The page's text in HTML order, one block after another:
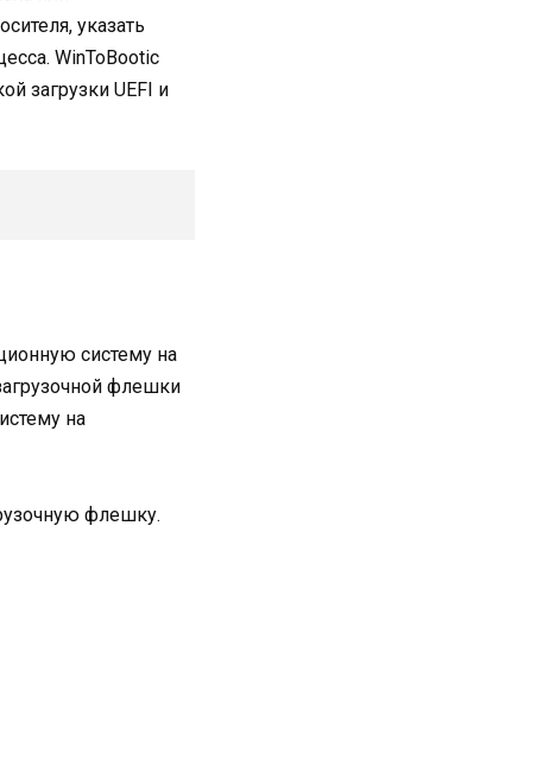
указать
WinToBootic
загрузки UEFI и
систему на
флешки
на
флешку.